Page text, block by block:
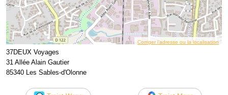
Corriger l’adresse ou la localisation
37DEUX Voyages
31 Allée Alain Gautier
85340 Les Sables-d'Olonne